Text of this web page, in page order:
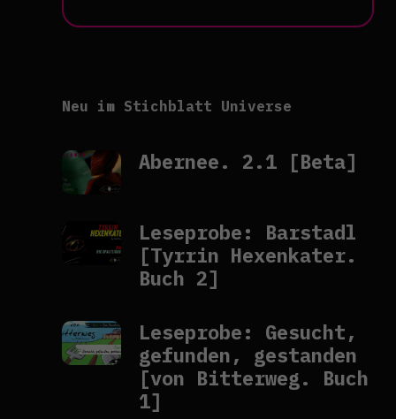
Neu im Stichblatt Universe
Abernee. 2.1 [Beta]
Leseprobe: Barstadl
[Tyrrin Hexenkater.
Buch 2]
Leseprobe: Gesucht,
gefunden, gestanden
[von Bitterweg. Buch
1]